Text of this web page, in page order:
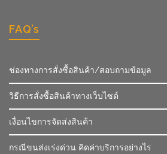
FAQ’s
ช่องทางการสั่งซื้อสินค้า/สอบถามข้อมูล
วิธีการสั่งซื้อสินค้าทางเว็บไซต์
เงื่อนไขการจัดส่งสินค้า
กรณีขนส่งเร่งด่วน คิดค่าบริการอย่างไร